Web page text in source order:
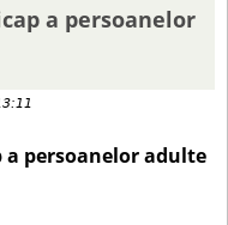
a persoanelor
a persoanelor adulte